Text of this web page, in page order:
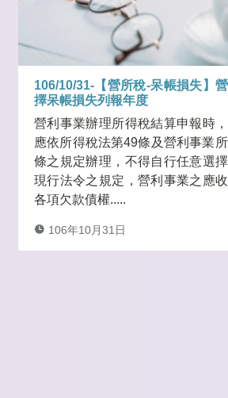
106/10/31-【營所稅-呆帳損失】
擇呆帳損失列報年度
營利事業辦理所得稅結算申報時
應依所得稅法第49條及營利事業
條之規定辦理，不得自行任意選
現行法令之規定，營利事業之應
各項欠款債權.....
106年10月31日